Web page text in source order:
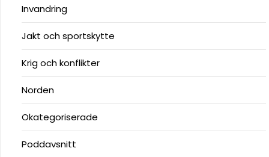
Invandring
Jakt och sportskytte
Krig och konflikter
Norden
Okategoriserade
Poddavsnitt